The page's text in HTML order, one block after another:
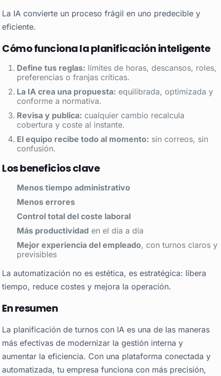
La IA convierte un proceso frágil en uno predecible y
eficiente.
Cómo funciona la planificación inteligente
Define tus reglas: límites de horas, descansos, roles,
preferencias o franjas críticas.
La IA crea una propuesta: equilibrada, optimizada y
conforme a normativa.
Revisa y publica: cualquier cambio recalcula
cobertura y coste al instante.
El equipo recibe todo al momento: sin correos, sin
confusión.
Los beneficios clave
Menos tiempo administrativo
Menos errores
Control total del coste laboral
Más productividad en el día a día
Mejor experiencia del empleado, con turnos claros y
previsibles
La automatización no es estética, es estratégica: libera
tiempo, reduce costes y mejora la operación.
En resumen
La planificación de turnos con IA es una de las maneras
más efectivas de modernizar la gestión interna y
aumentar la eficiencia. Con una plataforma conectada y
automatizada, tu empresa funciona con más precisión,